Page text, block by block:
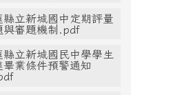
縣立新城國中定期評量
與審題機制.pdf
縣立新城國民中學學生
畢業條件預警通知